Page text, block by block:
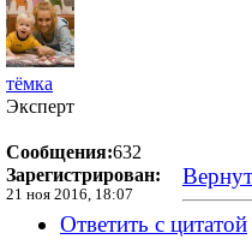
тёмка
Эксперт
Сообщения:632
Зарегистрирован:
21 ноя 2016, 18:07
Ответить с цитатой